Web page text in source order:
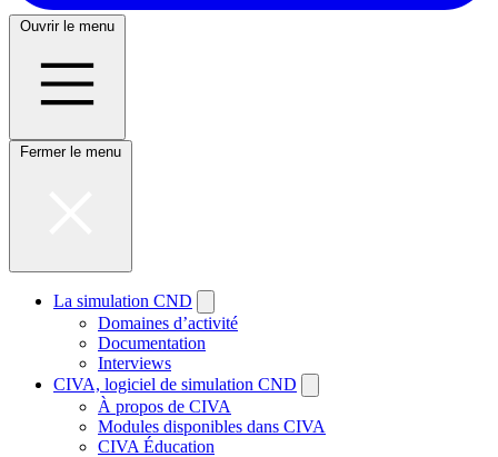
Ouvrir le menu
Fermer le menu
La simulation CND
Domaines d’activité
Documentation
Interviews
CIVA, logiciel de simulation CND
À propos de CIVA
Modules disponibles dans CIVA
CIVA Éducation